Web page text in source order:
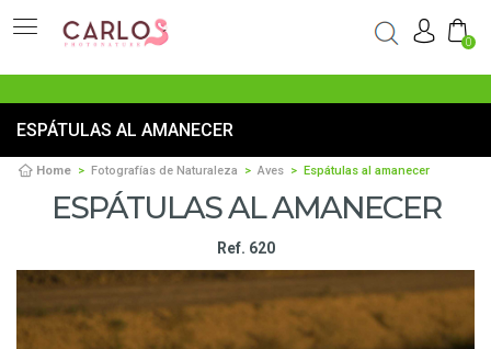
0
ESPÁTULAS AL AMANECER
Home Fotografías de Naturaleza Aves Espátulas al amanecer
ESPÁTULAS AL AMANECER
Ref. 620